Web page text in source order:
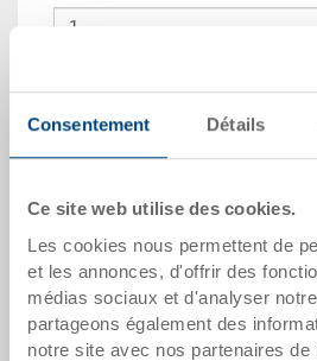
Consentement Détails
Ce site web utilise des cookies.
Les cookies nous permettent de
et les annonces, d'offrir des
médias sociaux et d'analyser
partageons également des
notre site avec nos partenaires
Dans le panier
Quantité échelonnée
Dès 10 pièces
Dès 50 pièces
Dès 100 pièces
Dès 250 pièces